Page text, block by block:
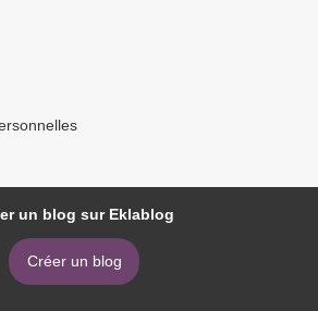
un blog sur Eklablog
Créer un blog